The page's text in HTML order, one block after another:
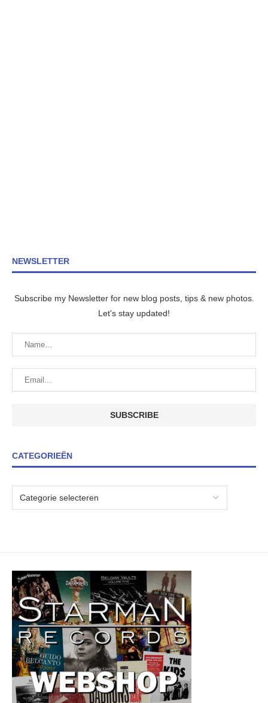
NEWSLETTER
Subscribe my Newsletter for new blog posts, tips & new photos.
Let's stay updated!
CATEGORIEËN